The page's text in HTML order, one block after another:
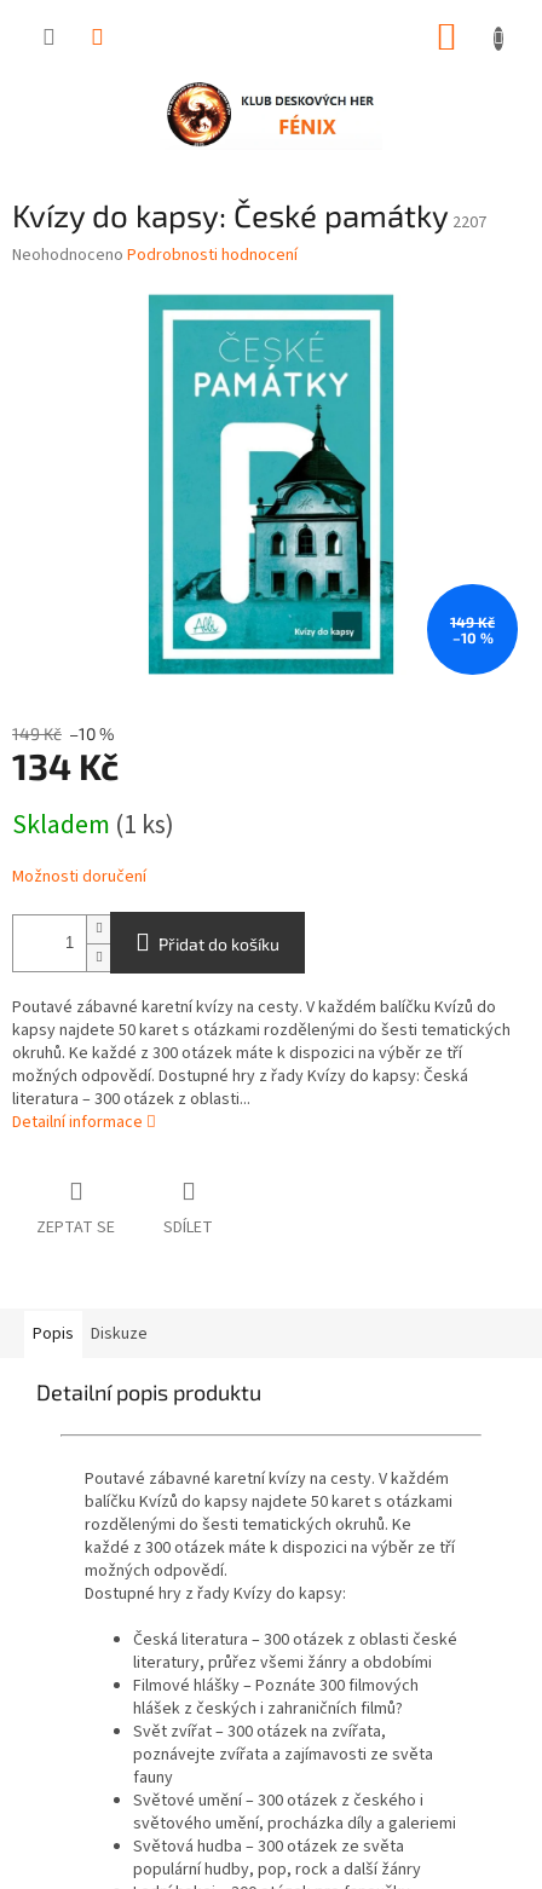
Kvízy do kapsy: České památky 2207
Průměrné
Neohodnoceno Podrobnosti hodnocení
149 Kč
–10 %
149 Kč –10 %
134 Kč
cena:
Skladem (1 ks)
Možnosti doručení
Přidat do košíku
Poutavé zábavné karetní kvízy na cesty. V každém balíčku Kvízů do
kapsy najdete 50 karet s otázkami rozdělenými do šesti tematických
okruhů. Ke každé z 300 otázek máte k dispozici na výběr ze tří
možných odpovědí. Dostupné hry z řady Kvízy do kapsy: Česká
literatura – 300 otázek z oblasti...
Detailní informace
ZEPTAT SE SDÍLET
Popis Diskuze
Detailní popis produktu
Poutavé zábavné karetní kvízy na cesty. V každém
balíčku Kvízů do kapsy najdete 50 karet s otázkami
rozdělenými do šesti tematických okruhů. Ke
každé z 300 otázek máte k dispozici na výběr ze tří
možných odpovědí.
Dostupné hry z řady Kvízy do kapsy:
Česká literatura – 300 otázek z oblasti české
literatury, průřez všemi žánry a obdobími
Filmové hlášky – Poznáte 300 filmových
hlášek z českých i zahraničních filmů?
Svět zvířat – 300 otázek na zvířata,
poznávejte zvířata a zajímavosti ze světa
fauny
Světové umění – 300 otázek z českého i
světového umění, procházka díly a galeriemi
Světová hudba – 300 otázek ze světa
populární hudby, pop, rock a další žánry